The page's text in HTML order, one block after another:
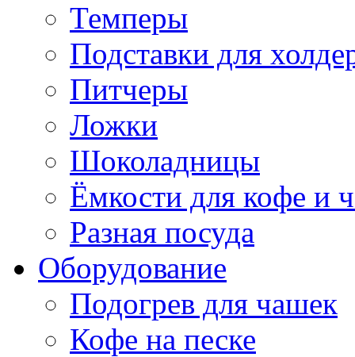
Темперы
Подставки для
Питчеры
Ложки
Шоколадницы
Ёмкости для кофе и
Разная посуда
Оборудование
Подогрев для чашек
Кофе на песке